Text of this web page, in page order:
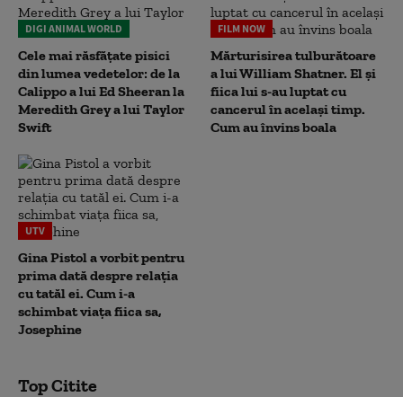
DIGI ANIMAL WORLD
Cele mai răsfățate pisici
din lumea vedetelor: de la
Calippo a lui Ed Sheeran la
Meredith Grey a lui Taylor
Swift
FILM NOW
Mărturisirea tulburătoare
a lui William Shatner. El și
fiica lui s-au luptat cu
cancerul în același timp.
Cum au învins boala
UTV
Gina Pistol a vorbit pentru
prima dată despre relația
cu tatăl ei. Cum i-a
schimbat viața fiica sa,
Josephine
Top Citite